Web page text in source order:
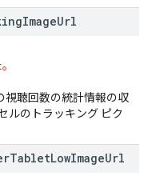
ImageUrl
視聴回数の統計情報の収
ルのトラッキング ピク
TabletLowImageUrl